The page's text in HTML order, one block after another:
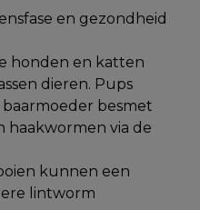
en gezondheid
honden en katten
dieren. Pups
besmet
haakwormen via de
kunnen een
lintworm